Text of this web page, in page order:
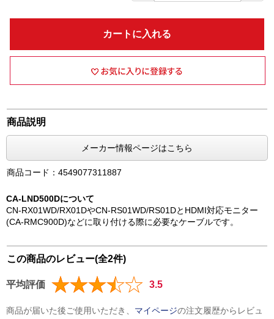
カートに入れる
商品説明
メーカー情報ページはこちら
商品コード：4549077311887
CA-LND500Dについて
CN-RX01WD/RX01DやCN-RS01WD/RS01DとHDMI対応モニター
(CA-RMC900D)などに取り付ける際に必要なケーブルです。
この商品のレビュー(全2件)
平均評価 3.5
商品が届いた後ご使用いただき、 マイページの注文履歴からレビュ